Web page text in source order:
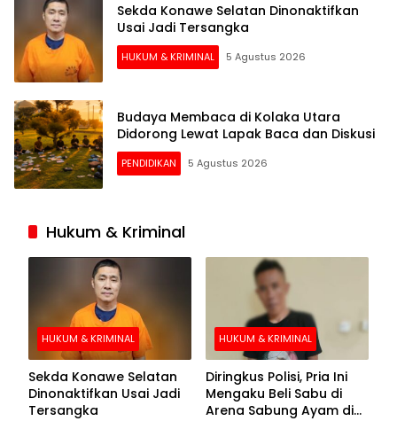
Sekda Konawe Selatan Dinonaktifkan
Usai Jadi Tersangka
HUKUM & KRIMINAL 5 Agustus 2026
Budaya Membaca di Kolaka Utara
Didorong Lewat Lapak Baca dan Diskusi
PENDIDIKAN 5 Agustus 2026
Hukum & Kriminal
HUKUM & KRIMINAL
Sekda Konawe Selatan
Dinonaktifkan Usai Jadi
Tersangka
HUKUM & KRIMINAL
Diringkus Polisi, Pria Ini
Mengaku Beli Sabu di
Arena Sabung Ayam di